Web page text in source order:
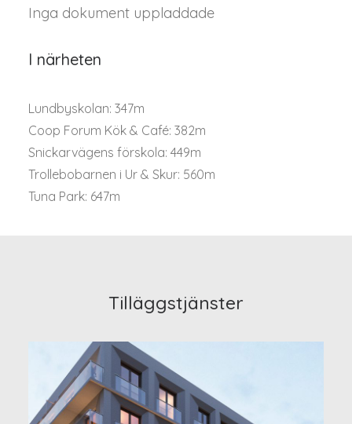
Inga dokument uppladdade
I närheten
Lundbyskolan: 347m
Coop Forum Kök & Café: 382m
Snickarvägens förskola: 449m
Trollebobarnen i Ur & Skur: 560m
Tuna Park: 647m
Tilläggstjänster